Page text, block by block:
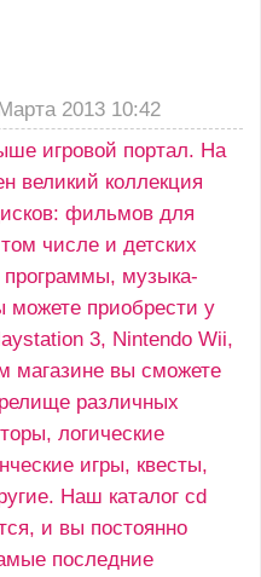
2013 10:42
игровой портал. На
великий коллекция
фильмов для
числе и детских
программы, музыка-
можете приобрести у
3, Nintendo Wii,
магазине вы сможете
различных
логические
игры, квесты,
Наш каталог cd
и вы постоянно
последние